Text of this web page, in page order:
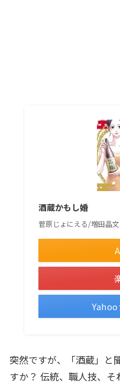
酒蔵かもし婚
菅原じょにえる/増田晶文
突然ですが、「酒蔵」と
すか？ 伝統、職人技、